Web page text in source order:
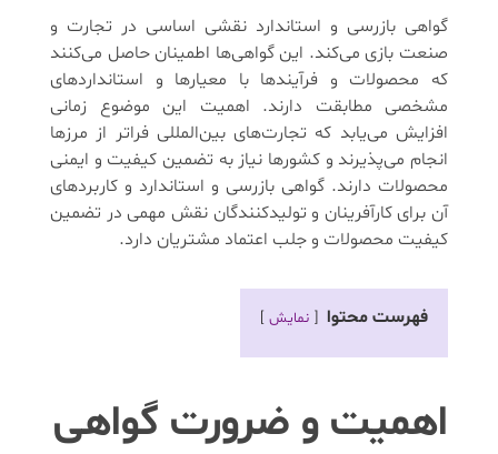
گواهی بازرسی و استاندارد نقشی اساسی در تجارت و
صنعت بازی می‌کند. این گواهی‌ها اطمینان حاصل می‌کنند
که محصولات و فرآیندها با معیارها و استانداردهای
مشخصی مطابقت دارند. اهمیت این موضوع زمانی
افزایش می‌یابد که تجارت‌های بین‌المللی فراتر از مرزها
انجام می‌پذیرند و کشورها نیاز به تضمین کیفیت و ایمنی
محصولات دارند. گواهی بازرسی و استاندارد و کاربردهای
آن برای کارآفرینان و تولیدکنندگان نقش مهمی در تضمین
کیفیت محصولات و جلب اعتماد مشتریان دارد.
فهرست محتوا نمایش
اهمیت و ضرورت گواهی